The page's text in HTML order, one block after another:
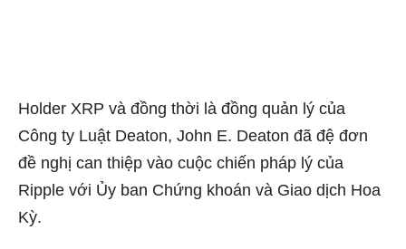
Holder XRP và đồng thời là đồng quản lý của
Công ty Luật Deaton, John E. Deaton đã đệ đơn
đề nghị can thiệp vào cuộc chiến pháp lý của
Ripple với Ủy ban Chứng khoán và Giao dịch Hoa
Kỳ.